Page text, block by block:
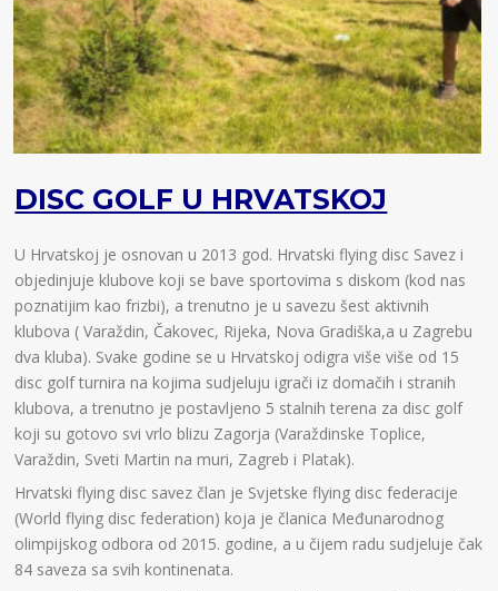
DISC GOLF U HRVATSKOJ
U Hrvatskoj je osnovan u 2013 god. Hrvatski flying disc Savez i
objedinjuje klubove koji se bave sportovima s diskom (kod nas
poznatijim kao frizbi), a trenutno je u savezu šest aktivnih
klubova ( Varaždin, Čakovec, Rijeka, Nova Gradiška,a u Zagrebu
dva kluba). Svake godine se u Hrvatskoj odigra više više od 15
disc golf turnira na kojima sudjeluju igrači iz domačih i stranih
klubova, a trenutno je postavljeno 5 stalnih terena za disc golf
koji su gotovo svi vrlo blizu Zagorja (Varaždinske Toplice,
Varaždin, Sveti Martin na muri, Zagreb i Platak).
Hrvatski flying disc savez član je Svjetske flying disc federacije
(World flying disc federation) koja je članica Međunarodnog
olimpijskog odbora od 2015. godine, a u čijem radu sudjeluje čak
84 saveza sa svih kontinenata.